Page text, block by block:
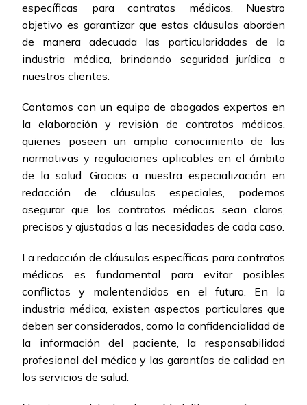
específicas para contratos médicos. Nuestro
objetivo es garantizar que estas cláusulas aborden
de manera adecuada las particularidades de la
industria médica, brindando seguridad jurídica a
nuestros clientes.
Contamos con un equipo de abogados expertos en
la elaboración y revisión de contratos médicos,
quienes poseen un amplio conocimiento de las
normativas y regulaciones aplicables en el ámbito
de la salud. Gracias a nuestra especialización en
redacción de cláusulas especiales, podemos
asegurar que los contratos médicos sean claros,
precisos y ajustados a las necesidades de cada caso.
La redacción de cláusulas específicas para contratos
médicos es fundamental para evitar posibles
conflictos y malentendidos en el futuro. En la
industria médica, existen aspectos particulares que
deben ser considerados, como la confidencialidad de
la información del paciente, la responsabilidad
profesional del médico y las garantías de calidad en
los servicios de salud.